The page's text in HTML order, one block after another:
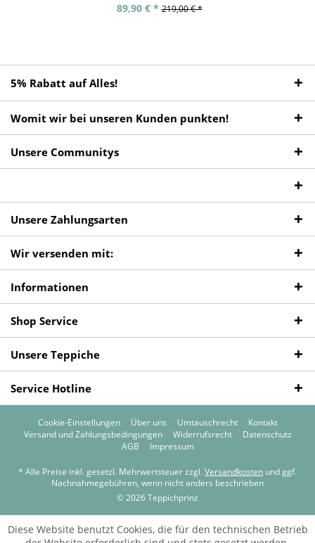
89,90 € * 219,00 € *
5% Rabatt auf Alles!
Womit wir bei unseren Kunden punkten!
Unsere Communitys
Unsere Zahlungsarten
Wir versenden mit:
Informationen
Shop Service
Unsere Teppiche
Service Hotline
Cookie-Einstellungen Über uns Umtauschrecht
Kontakt
Versand und Zahlungsbedingungen
Widerrufsrecht
Datenschutz
AGB
Impressum
* Alle Preise inkl. gesetzl. Mehrwertsteuer zzgl. Versandkosten und ggf.
Nachnahmegebühren, wenn nicht anders beschrieben
© 2026 Teppichprinz
Diese Website benutzt Cookies, die für den technischen Betrieb